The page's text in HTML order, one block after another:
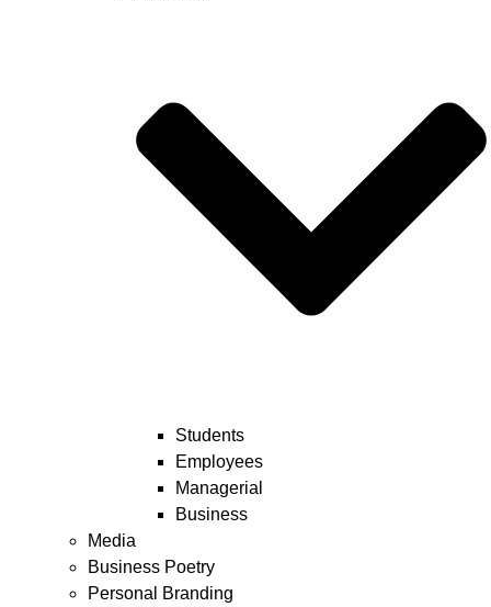
Students
Employees
Managerial
Business
Media
Business Poetry
Personal Branding